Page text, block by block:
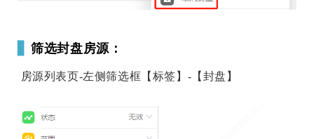
筛选封盘房源：
房源列表页-左侧筛选框【标签】-【封盘】